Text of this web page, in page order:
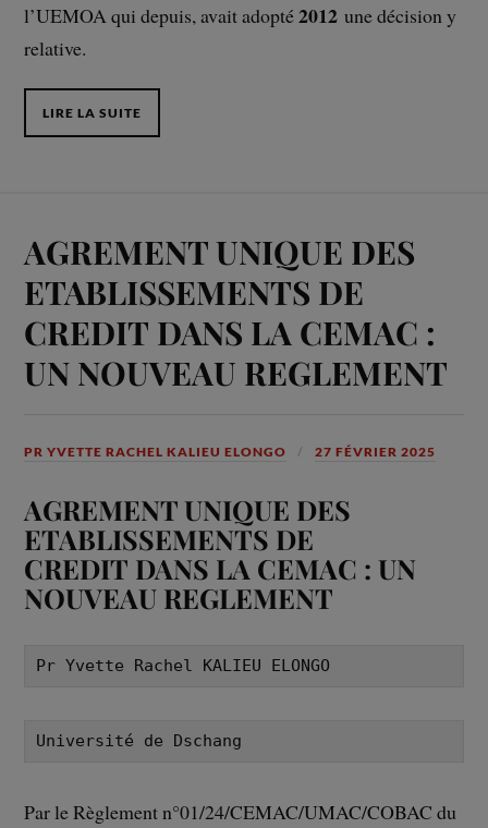
l’UEMOA qui depuis, avait adopté2012une décision y
relative.
LIRE LA SUITE
AGREMENT UNIQUE DES
ETABLISSEMENTS DE
CREDIT DANS LA CEMAC :
UN NOUVEAU REGLEMENT
PR YVETTE RACHEL KALIEU ELONGO 27 FÉVRIER 2025
AGREMENT UNIQUE DES
ETABLISSEMENTS DE
CREDIT DANS LA CEMAC : UN
NOUVEAU REGLEMENT
Pr Yvette Rachel KALIEU ELONGO
Université de Dschang
Par le Règlement n°01/24/CEMAC/UMAC/COBAC du